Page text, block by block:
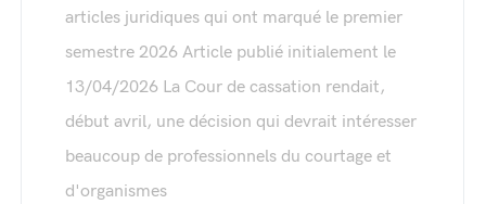
articles juridiques qui ont marqué le premier
semestre 2026 Article publié initialement le
13/04/2026 La Cour de cassation rendait,
début avril, une décision qui devrait intéresser
beaucoup de professionnels du courtage et
d'organismes